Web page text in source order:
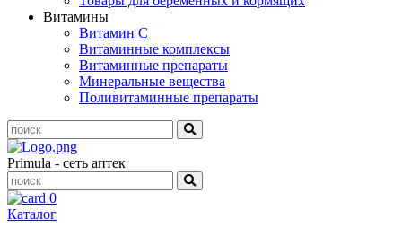
Витамины
Витамин С
Витаминные комплексы
Витаминные препараты
Минеральные вещества
Поливитаминные препараты
Primula - сеть аптек
0
Каталог